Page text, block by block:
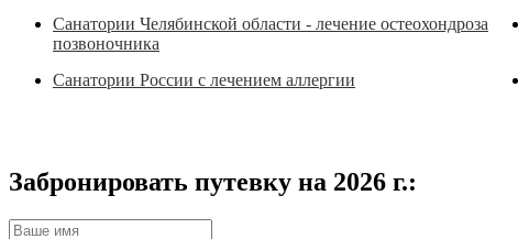
Санатории Челябинской области - лечение остеохондроза
позвоночника
Санатории России с лечением аллергии
Забронировать путевку на 2026 г.: